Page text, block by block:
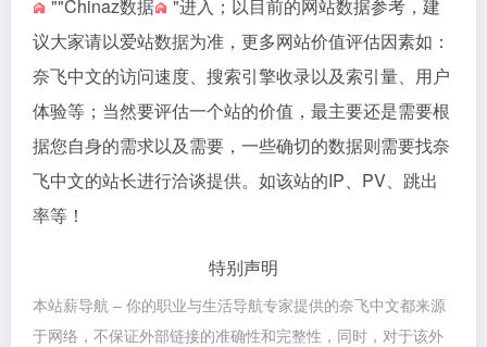
""Chinaz数据
"进入；以目前的网站数据参考，建
议大家请以爱站数据为准，更多网站价值评估因素如：
奈飞中文的访问速度、搜索引擎收录以及索引量、用户
体验等；当然要评估一个站的价值，最主要还是需要根
据您自身的需求以及需要，一些确切的数据则需要找奈
飞中文的站长进行洽谈提供。如该站的IP、PV、跳出
率等！
特别声明
本站薪导航 – 你的职业与生活导航专家提供的奈飞中文都来源
于网络，不保证外部链接的准确性和完整性，同时，对于该外